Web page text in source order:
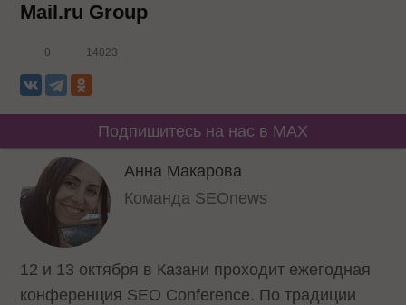
Mail.ru Group
0 14023
Подпишитесь на нас в MAX
Анна Макарова
Команда SEOnews
12 и 13 октября в Казани проходит ежегодная
конференция SEO Conference. По традиции